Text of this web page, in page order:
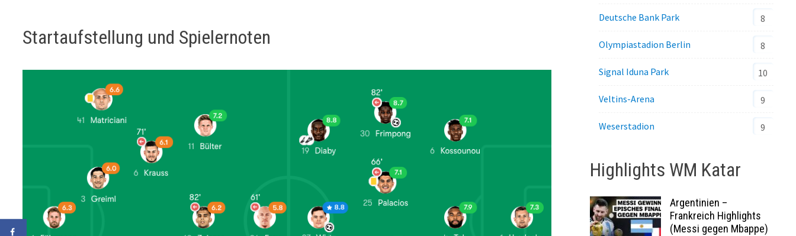
Startaufstellung und Spielernoten
Deutsche Bank Park 8
Olympiastadion Berlin 8
Signal Iduna Park 10
Veltins-Arena 9
Weserstadion 9
Highlights WM Katar
Argentinien –
Frankreich Highlights
(Messi gegen Mbappe)